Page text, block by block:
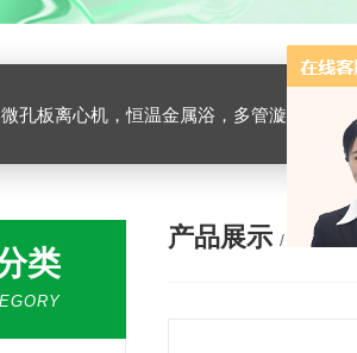
微孔板离心机，恒温金属浴，多管漩涡混合仪，梅毒旋转仪,红外线灭菌器，微孔板恒温振荡器，恒温混匀仪，水平摇床，牛奶抗生素恒温温育
类
产品展示 /